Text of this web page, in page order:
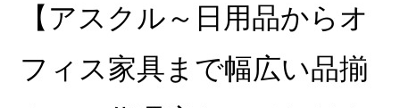
【アスクル～日用品からオ
フィス家具まで幅広い品揃